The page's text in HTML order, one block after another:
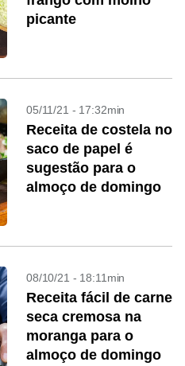
picante
05/11/21 - 17:32min
Receita de costela no
saco de papel é
sugestão para o
almoço de domingo
08/10/21 - 18:11min
Receita fácil de carne
seca cremosa na
moranga para o
almoço de domingo